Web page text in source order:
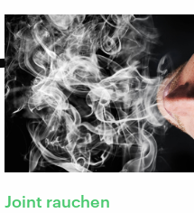
Joint rauchen